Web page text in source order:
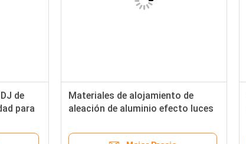
de
para
Materiales de alojamiento de
aleación de aluminio efecto luces
efectos dinámicos